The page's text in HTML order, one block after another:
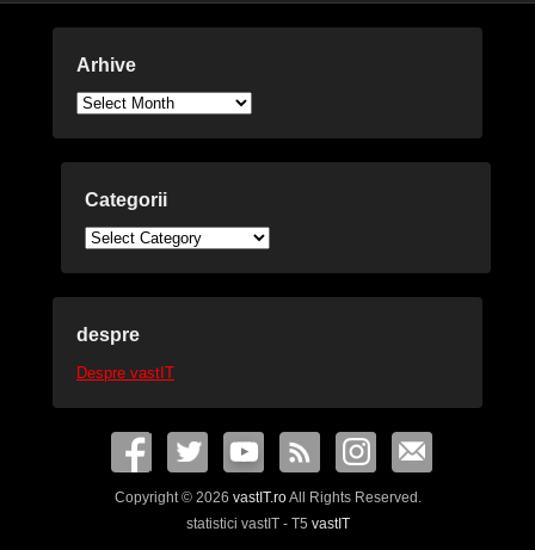
Arhive
Arhive
Categorii
Categorii
despre
Despre vastIT
Copyright © 2026 vastIT.roAll Rights Reserved.
statistici vastIT - T5 vastIT